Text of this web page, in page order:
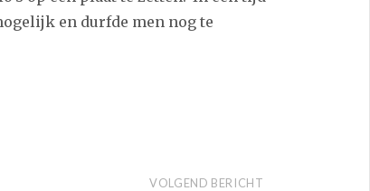
en durfde men nog te
VOLGEND BERICHT